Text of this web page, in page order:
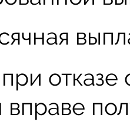
отказе